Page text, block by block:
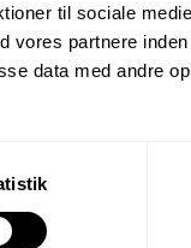
til sociale
vores partnere
data med andre